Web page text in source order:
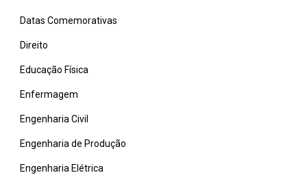
Datas Comemorativas
Direito
Educação Física
Enfermagem
Engenharia Civil
Engenharia de Produção
Engenharia Elétrica